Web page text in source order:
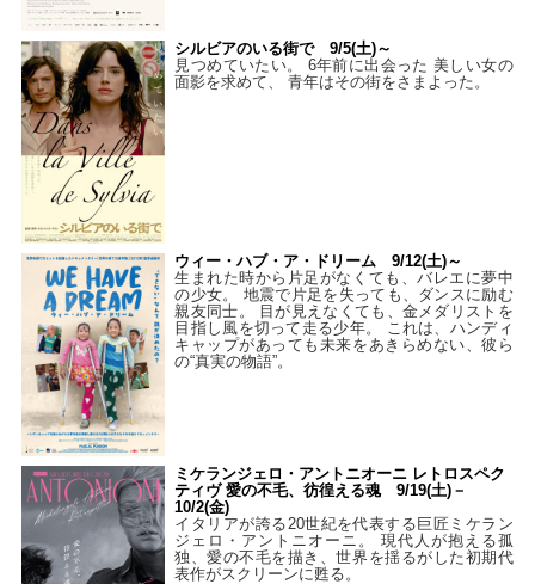
シルビアのいる街で 9/5(土)～
見つめていたい。 6年前に出会った 美しい女の
面影を求めて、 青年はその街をさまよった。
ウィー・ハブ・ア・ドリーム 9/12(土)～
生まれた時から片足がなくても、バレエに夢中
の少女。 地震で片足を失っても、ダンスに励む
親友同士。 目が見えなくても、金メダリストを
目指し風を切って走る少年。 これは、ハンディ
キャップがあっても未来をあきらめない、彼ら
の“真実の物語”。
ミケランジェロ・アントニオーニ レトロスペク
ティヴ 愛の不毛、彷徨える魂 9/19(土)－
10/2(金)
イタリアが誇る20世紀を代表する巨匠ミケラン
ジェロ・アントニオーニ。 現代人が抱える孤
独、愛の不毛を描き、世界を揺るがした初期代
表作がスクリーンに甦る。